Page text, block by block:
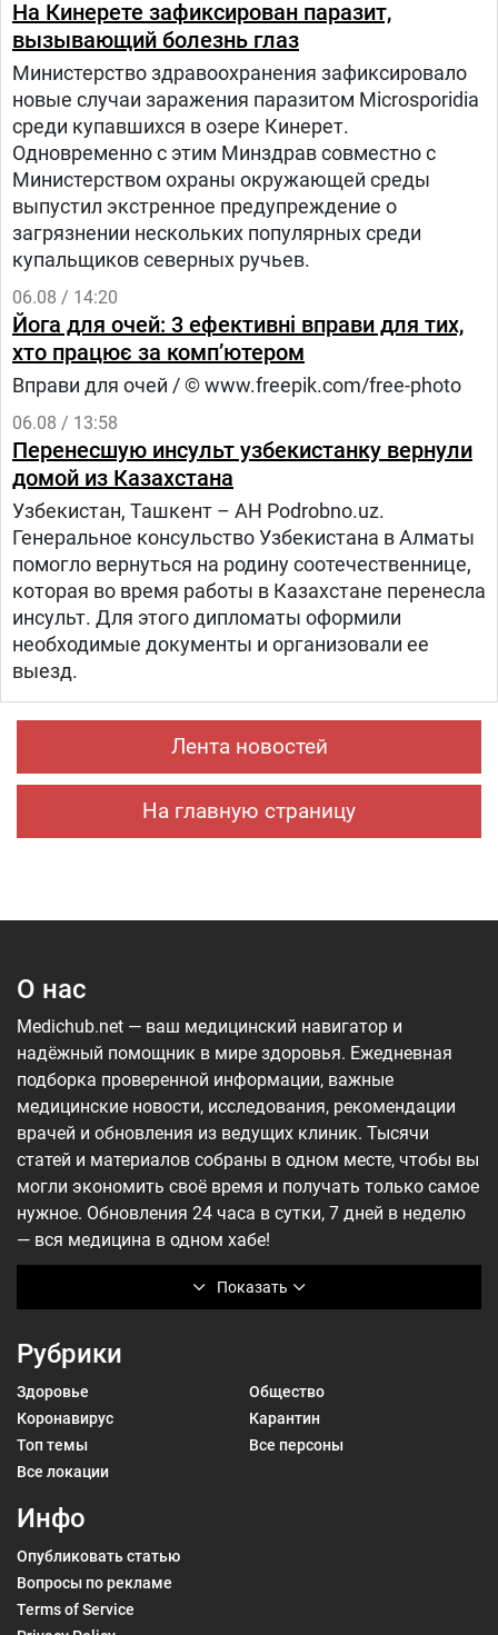
На Кинерете зафиксирован паразит,
вызывающий болезнь глаз
Министерство здравоохранения зафиксировало
новые случаи заражения паразитом Microsporidia
среди купавшихся в озере Кинерет.
Одновременно с этим Минздрав совместно с
Министерством охраны окружающей среды
выпустил экстренное предупреждение о
загрязнении нескольких популярных среди
купальщиков северных ручьев.
06.08 / 14:20
Йога для очей: 3 ефективні вправи для тих,
хто працює за комп’ютером
Вправи для очей / © www.freepik.com/free-photo
06.08 / 13:58
Перенесшую инсульт узбекистанку вернули
домой из Казахстана
Узбекистан, Ташкент – АН Podrobno.uz.
Генеральное консульство Узбекистана в Алматы
помогло вернуться на родину соотечественнице,
которая во время работы в Казахстане перенесла
инсульт. Для этого дипломаты оформили
необходимые документы и организовали ее
выезд.
Лента новостей
На главную страницу
О нас
Показать
Medichub.net — ваш медицинский навигатор и
надёжный помощник в мире здоровья. Ежедневная
подборка проверенной информации, важные
медицинские новости, исследования, рекомендации
врачей и обновления из ведущих клиник. Тысячи
статей и материалов собраны в одном месте, чтобы вы
могли экономить своё время и получать только самое
нужное. Обновления 24 часа в сутки, 7 дней в неделю
— вся медицина в одном хабе!
Рубрики
Здоровье
Общество
Коронавирус
Карантин
Топ темы
Все персоны
Все локации
Инфо
Опубликовать статью
Вопросы по рекламе
Terms of Service